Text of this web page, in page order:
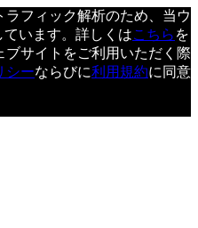
フィック解析のため、当ウ
ています。詳しくはこちら を
ブサイトをご利用いただく際
シーならびに利用規約に同意